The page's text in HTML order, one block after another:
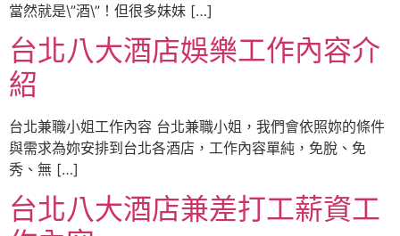
當然就是\”酒\”！但很多妹妹 […]
台北八大酒店娛樂工作內容介
紹
台北兼職小姐工作內容 台北兼職小姐，我們會依照妳的條件
與需求為妳安排到台北各酒店，工作內容單純，免脫、免
秀、無 […]
台北八大酒店兼差打工薪資工